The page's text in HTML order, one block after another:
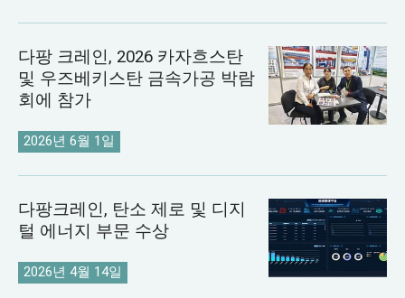
다팡 크레인, 2026 카자흐스탄
및 우즈베키스탄 금속가공 박람
회에 참가
2026년 6월 1일
다팡크레인, 탄소 제로 및 디지
털 에너지 부문 수상
2026년 4월 14일